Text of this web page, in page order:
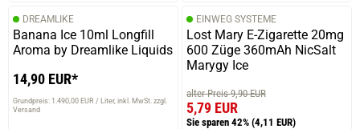
DREAMLIKE
Banana Ice 10ml Longfill
Aroma by Dreamlike Liquids
14,90 EUR*
Grundpreis: 1.490,00 EUR / Liter inkl. MwSt. zzgl.
Versand
EINWEG SYSTEME
Lost Mary E-Zigarette 20mg
600 Züge 360mAh NicSalt
Marygy Ice
alter Preis 9,90 EUR
5,79 EUR
Sie sparen 42% (4,11 EUR)